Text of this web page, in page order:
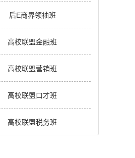
后E商界领袖班
高校联盟金融班
高校联盟营销班
高校联盟口才班
高校联盟税务班